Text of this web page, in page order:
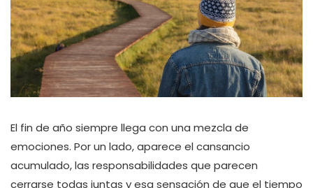
El fin de año siempre llega con una mezcla de
emociones. Por un lado, aparece el cansancio
acumulado, las responsabilidades que parecen
cerrarse todas juntas y esa sensación de que el tiempo